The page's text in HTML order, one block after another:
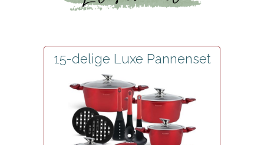
15-delige Luxe Pannenset